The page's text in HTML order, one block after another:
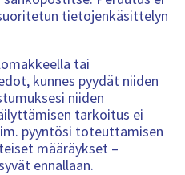
tietojenkäsittelyn
tai
kunnes pyydät niiden
niiden
tarkoitus ei
pyyntösi toteuttamisen
määräykset –
ennallaan.